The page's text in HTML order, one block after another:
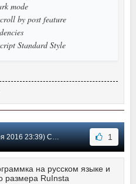
mode
by post feature
Standard Style
23:39) Сообщение #3 1
на русском языке и
размера RuInsta